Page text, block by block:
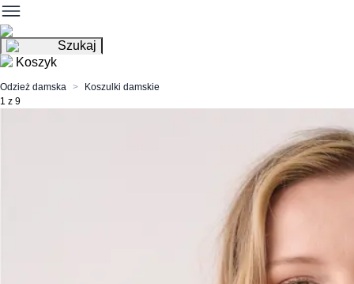
Szukaj
Koszyk
Odzież damska
Koszulki damskie
1 z 9